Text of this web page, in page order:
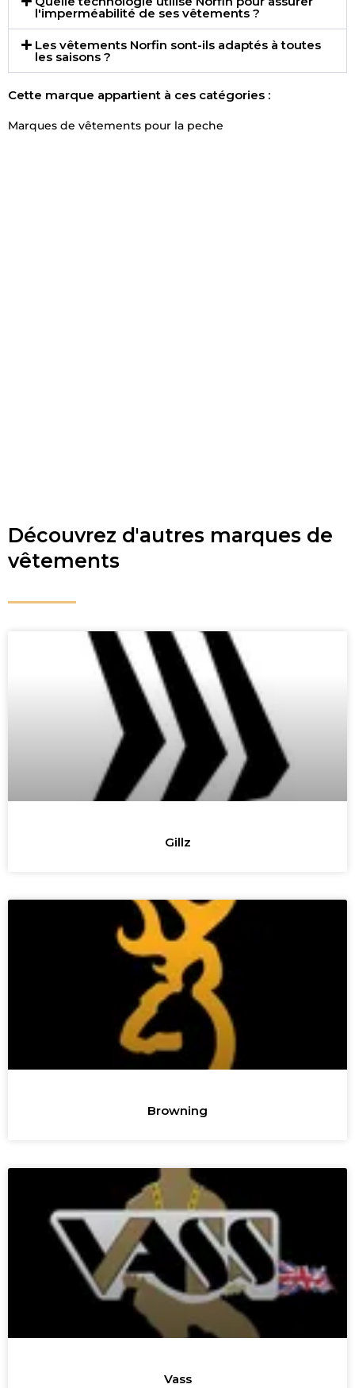
l'imperméabilité de ses vêtements ?
Les vêtements Norfin sont-ils adaptés à toutes
les saisons ?
Cette marque appartient à ces catégories :
Marques de vêtements pour la peche
Découvrez d'autres marques de
vêtements
Gillz
Browning
Vass